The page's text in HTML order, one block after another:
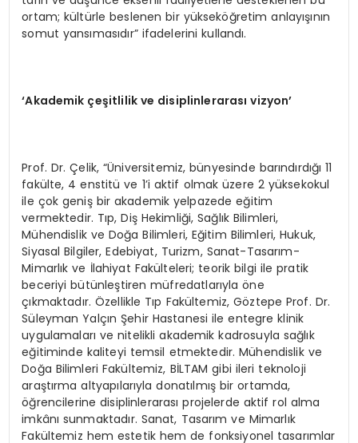
ortam; kültürle beslenen bir yükseköğretim anlayışının
somut yansımasıdır” ifadelerini kullandı.
‘Akademik çeşitlilik ve disiplinlerarası vizyon’
Prof. Dr. Çelik, “Üniversitemiz, bünyesinde barındırdığı 11
fakülte, 4 enstitü ve 1’i aktif olmak üzere 2 yüksekokul
ile çok geniş bir akademik yelpazede eğitim
vermektedir. Tıp, Diş Hekimliği, Sağlık Bilimleri,
Mühendislik ve Doğa Bilimleri, Eğitim Bilimleri, Hukuk,
Siyasal Bilgiler, Edebiyat, Turizm, Sanat-Tasarım-
Mimarlık ve İlahiyat Fakülteleri; teorik bilgi ile pratik
beceriyi bütünleştiren müfredatlarıyla öne
çıkmaktadır. Özellikle Tıp Fakültemiz, Göztepe Prof. Dr.
Süleyman Yalçın Şehir Hastanesi ile entegre klinik
uygulamaları ve nitelikli akademik kadrosuyla sağlık
eğitiminde kaliteyi temsil etmektedir. Mühendislik ve
Doğa Bilimleri Fakültemiz, BİLTAM gibi ileri teknoloji
araştırma altyapılarıyla donatılmış bir ortamda,
öğrencilerine disiplinlerarası projelerde aktif rol alma
imkânı sunmaktadır. Sanat, Tasarım ve Mimarlık
Fakültemiz hem estetik hem de fonksiyonel tasarımlar